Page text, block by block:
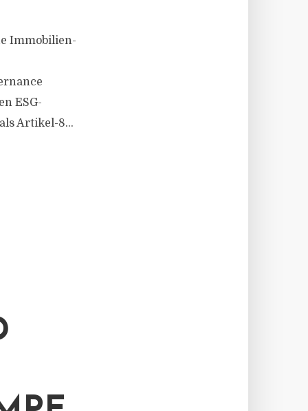
Immobilien-
ESG-
Artikel-8...